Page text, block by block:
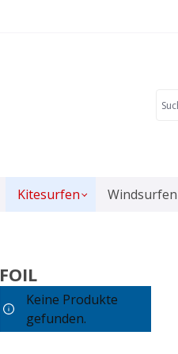
Kitesurfen Windsurfen
FOIL
Keine Produkte
gefunden.